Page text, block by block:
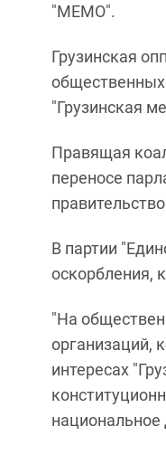
"МЕМО".
Грузинская
"Грузинская
Правящая
переносе
В партии
оскорбления,
"На
организаций,
интересах